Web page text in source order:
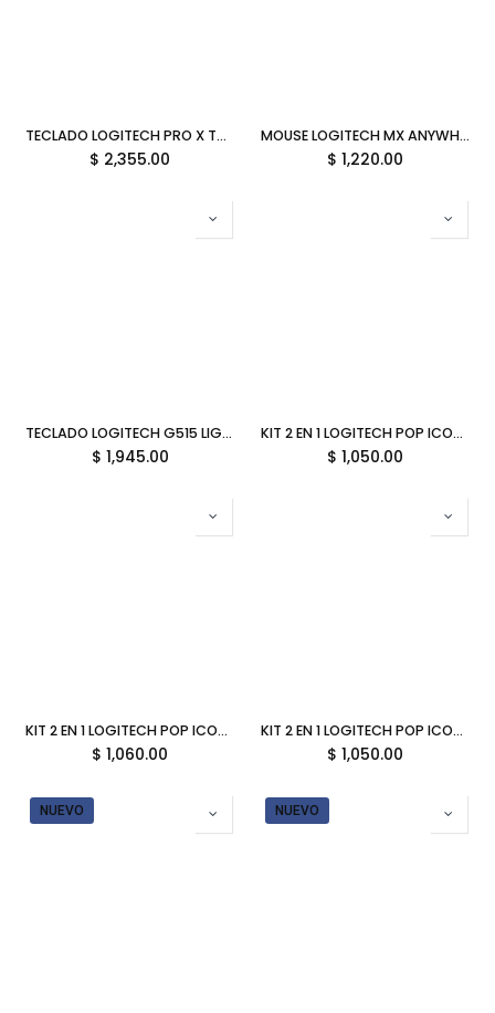
TECLADO LOGITECH PRO X TKL RAPID RGB USB INGLES NEGRO 920-013131 11M DE GARANTIA
$ 2,355.00
MOUSE LOGITECH MX ANYWHERE 3S BLUETOOTH RECARGABLE 910-006933 11M DE GARANTIA
$ 1,220.00
TECLADO LOGITECH G515 LIGHTSPEED TKL RGB BLUETOOTH NEGRO 920-012423 11M DE GARANTIA
$ 1,945.00
KIT 2 EN 1 LOGITECH POP ICON COMBO BLUETOOTH BLANCO NARANJA 920-013055 12M DE GARANTIA
$ 1,050.00
KIT 2 EN 1 LOGITECH POP ICON COMBO BLUETOOTH LILA BLANCO 920-013054 12M DE GARANTIA
$ 1,060.00
KIT 2 EN 1 LOGITECH POP ICON COMBO BLUETOOTH NEGRO VERDE 920-013052 12M DE GARANTIA
$ 1,050.00
NUEVO NUEVO